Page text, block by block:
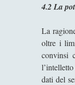
4.2 La
La
oltre i
convinsi
dati del